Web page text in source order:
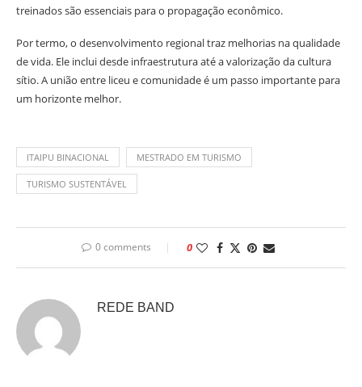
treinados são essenciais para o propagação econômico.
Por termo, o desenvolvimento regional traz melhorias na qualidade
de vida. Ele inclui desde infraestrutura até a valorização da cultura
sítio. A união entre liceu e comunidade é um passo importante para
um horizonte melhor.
ITAIPU BINACIONAL MESTRADO EM TURISMO
TURISMO SUSTENTÁVEL
0 comments 0
REDE BAND